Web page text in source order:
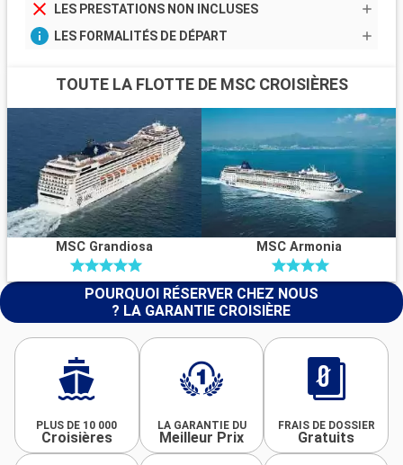
LES PRESTATIONS NON INCLUSES
LES FORMALITÉS DE DÉPART
TOUTE LA FLOTTE DE MSC CROISIÈRES
MSC Grandiosa MSC Armonia
POURQUOI RÉSERVER CHEZ NOUS
? LA GARANTIE CROISIÈRE
PLUS DE 10 000
Croisières
LA GARANTIE DU
Meilleur Prix
FRAIS DE DOSSIER
Gratuits